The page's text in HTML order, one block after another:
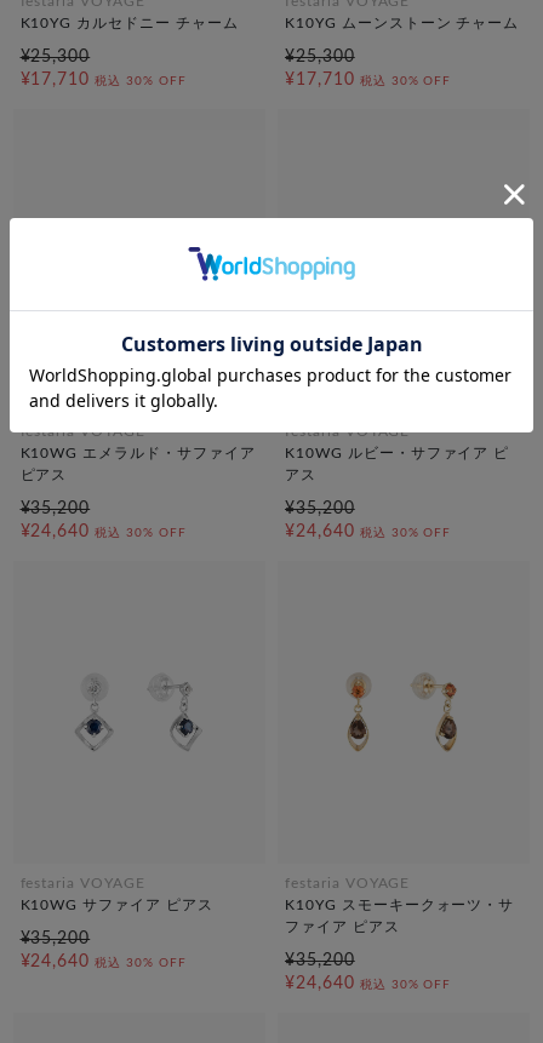
K10YG カルセドニー チャーム
¥25,300
¥17,710 税込 30% OFF
K10YG ムーンストーン チャーム
¥25,300
¥17,710 税込 30% OFF
festaria VOYAGE
K10WG エメラルド・サファイア
ピアス
¥35,200
¥24,640 税込 30% OFF
festaria VOYAGE
K10WG ルビー・サファイア ピ
アス
¥35,200
¥24,640 税込 30% OFF
festaria VOYAGE
K10WG サファイア ピアス
¥35,200
¥24,640 税込 30% OFF
festaria VOYAGE
K10YG スモーキークォーツ・サ
ファイア ピアス
¥35,200
¥24,640 税込 30% OFF